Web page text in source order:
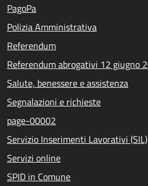
PagoPa
Polizia Amministrativa
Referendum
Referendum abrogativi 12 giugno
Salute, benessere e assistenza
Segnalazioni e richieste
page-00002
Servizio Inserimenti Lavorativi (SIL)
Servizi online
SPID in Comune